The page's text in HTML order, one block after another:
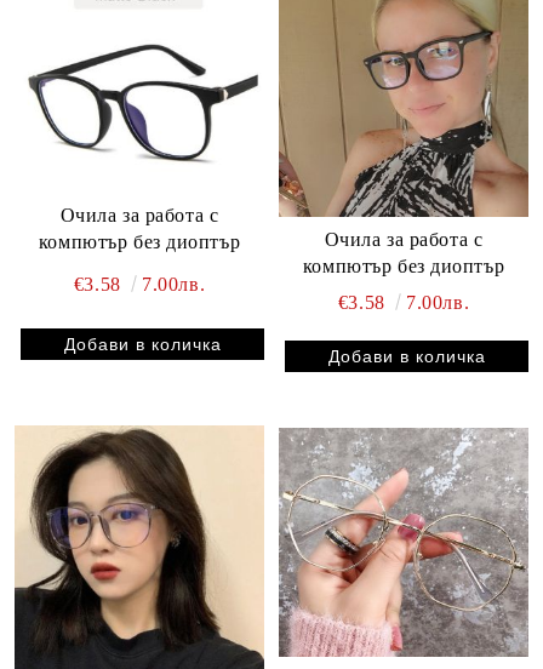
Очила за работа с
компютър без диоптър
€3.58 7.00лв.
Очила за работа с
компютър без диоптър
€3.58
7.00лв.